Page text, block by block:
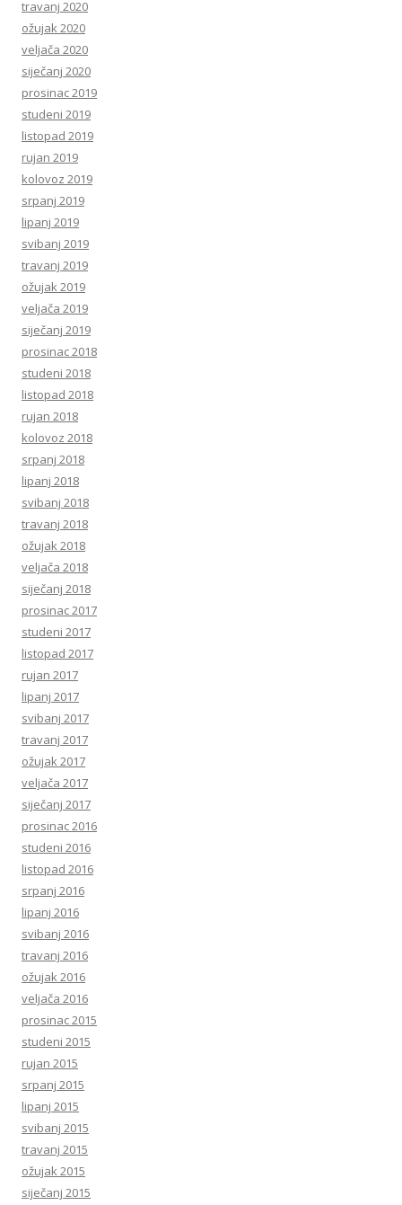
travanj 2020
ožujak 2020
veljača 2020
siječanj 2020
prosinac 2019
studeni 2019
listopad 2019
rujan 2019
kolovoz 2019
srpanj 2019
lipanj 2019
svibanj 2019
travanj 2019
ožujak 2019
veljača 2019
siječanj 2019
prosinac 2018
studeni 2018
listopad 2018
rujan 2018
kolovoz 2018
srpanj 2018
lipanj 2018
svibanj 2018
travanj 2018
ožujak 2018
veljača 2018
siječanj 2018
prosinac 2017
studeni 2017
listopad 2017
rujan 2017
lipanj 2017
svibanj 2017
travanj 2017
ožujak 2017
veljača 2017
siječanj 2017
prosinac 2016
studeni 2016
listopad 2016
srpanj 2016
lipanj 2016
svibanj 2016
travanj 2016
ožujak 2016
veljača 2016
prosinac 2015
studeni 2015
rujan 2015
srpanj 2015
lipanj 2015
svibanj 2015
travanj 2015
ožujak 2015
siječanj 2015